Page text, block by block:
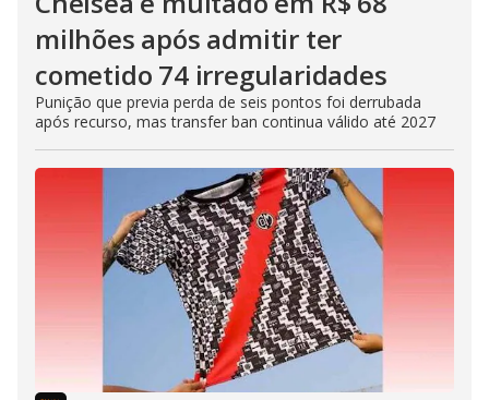
milhões após admitir ter
cometido 74 irregularidades
Punição que previa perda de seis pontos foi derrubada
após recurso, mas transfer ban continua válido até 2027